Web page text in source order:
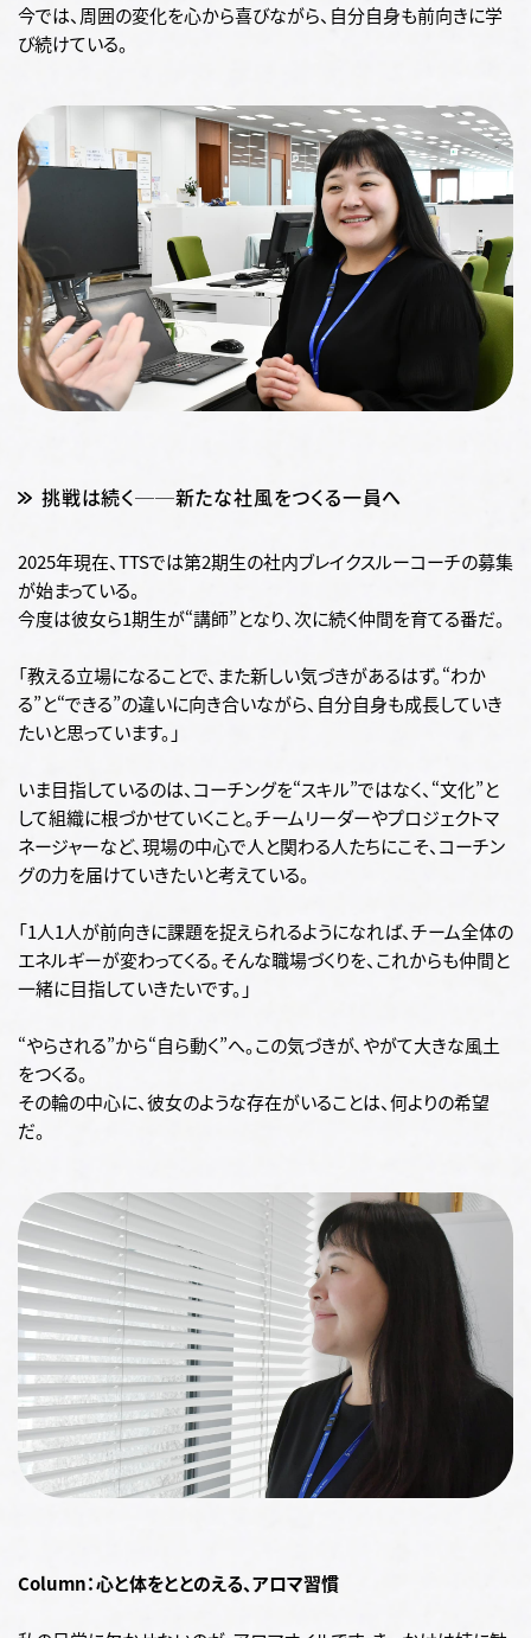
今では、周囲の変化を心から喜びながら、自分自身も前向きに学
び続けている。
挑戦は続く──新たな社風をつくる一員へ
2025年現在、TTSでは第2期生の社内ブレイクスルーコーチの募集
が始まっている。
今度は彼女ら1期生が“講師”となり、次に続く仲間を育てる番だ。
「教える立場になることで、また新しい気づきがあるはず。“わか
る”と“できる”の違いに向き合いながら、自分自身も成長していき
たいと思っています。」
いま目指しているのは、コーチングを“スキル”ではなく、“文化”と
して組織に根づかせていくこと。チームリーダーやプロジェクトマ
ネージャーなど、現場の中心で人と関わる人たちにこそ、コーチン
グの力を届けていきたいと考えている。
「1人1人が前向きに課題を捉えられるようになれば、チーム全体の
エネルギーが変わってくる。そんな職場づくりを、これからも仲間と
一緒に目指していきたいです。」
“やらされる”から“自ら動く”へ。この気づきが、やがて大きな風土
をつくる。
その輪の中心に、彼女のような存在がいることは、何よりの希望
だ。
Column：心と体をととのえる、アロマ習慣